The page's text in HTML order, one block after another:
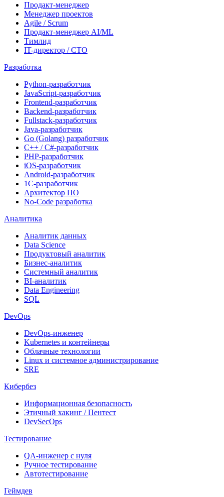
Продакт-менеджер
Менеджер проектов
Agile / Scrum
Продакт-менеджер AI/ML
Тимлид
IT-директор / CTO
Разработка
Python-разработчик
JavaScript-разработчик
Frontend-разработчик
Backend-разработчик
Fullstack-разработчик
Java-разработчик
Go (Golang) разработчик
C++ / C#-разработчик
PHP-разработчик
iOS-разработчик
Android-разработчик
1С-разработчик
Архитектор ПО
No-Code разработка
Аналитика
Аналитик данных
Data Science
Продуктовый аналитик
Бизнес-аналитик
Системный аналитик
BI-аналитик
Data Engineering
SQL
DevOps
DevOps-инженер
Kubernetes и контейнеры
Облачные технологии
Linux и системное администрирование
SRE
Кибербез
Информационная безопасность
Этичный хакинг / Пентест
DevSecOps
Тестирование
QA-инженер с нуля
Ручное тестирование
Автотестирование
Геймдев